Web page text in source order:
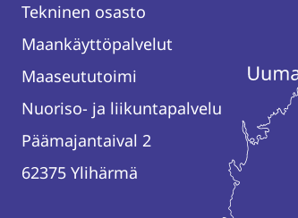
Tekninen osasto
Maankäyttöpalvelut
Maaseututoimi
Nuoriso- ja liikuntapalvelu
Päämajantaival 2
62375 Ylihärmä